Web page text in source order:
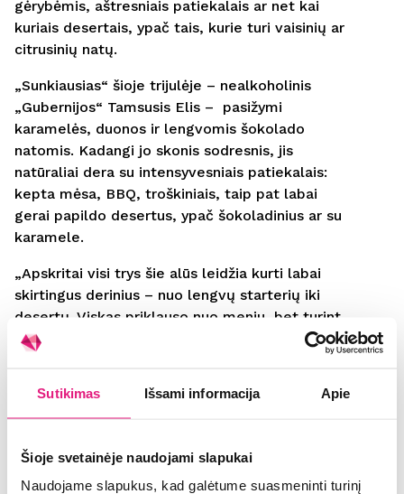
Sutikimas Išsami informacija Apie
Šioje svetainėje naudojami slapukai
Naudojame slapukus, kad galėtume suasmeninti turinį
gėrybėmis, aštresniais patiekalais ar net kai
kuriais desertais, ypač tais, kurie turi vaisinių ar
citrusinių natų.
„Sunkiausias“ šioje trijulėje – nealkoholinis
„Gubernijos“ Tamsusis Elis – pasižymi
karamelės, duonos ir lengvomis šokolado
natomis. Kadangi jo skonis sodresnis, jis
natūraliai dera su intensyvesniais patiekalais:
kepta mėsa, BBQ, troškiniais, taip pat labai
gerai papildo desertus, ypač šokoladinius ar su
karamele.
„Apskritai visi trys šie alūs leidžia kurti labai
skirtingus derinius – nuo lengvų starterių iki
desertų. Viskas priklauso nuo meniu, bet turint
tokį spektrą tikrai galima sukurti pilną,
nuoseklią ir įdomią nealkoholinio alaus derinimo
Jis siūlo neužmiršti ir kitų gėrimų, kurie puikiai
radleriai bei duonos gira – tiek tamsi, tiek
kvietinė.